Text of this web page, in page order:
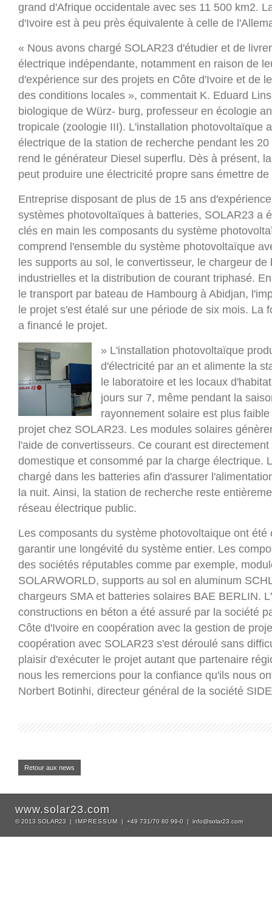
grand d'Afrique occidentale avec ses 11 500 km2.
d'Ivoire est à peu près équivalente à celle de
« Nous avons chargé SOLAR23 d'étudier et de
électrique indépendante, notamment en raison de
d'expérience sur des projets en Côte d'Ivoire et de
des conditions locales », commentait K. Eduard
biologique de Würz- burg, professeur en écologie
tropicale (zoologie III). L'installation photovoltaïque
électrique de la station de recherche pendant les
rend le générateur Diesel superflu. Dès à présent,
peut produire une électricité propre sans émettre
Entreprise disposant de plus de 15 ans
systèmes photovoltaïques à batteries, SOLAR23 a
clés en main les composants du système
comprend l'ensemble du système photovoltaïque
les supports au sol, le convertisseur, le chargeur
industrielles et la distribution de courant triphasé.
le transport par bateau de Hambourg à Abidjan,
le projet s'est étalé sur une période de six mois. La
a financé le projet.
» L'installation photovoltaïque
d'électricité par an et alimente la
le laboratoire et les locaux
jours sur 7, même pendant la
rayonnement solaire est plus
projet chez SOLAR23. Les modules solaires
l'aide de convertisseurs. Ce courant est
domestique et consommé par la charge électrique.
chargé dans les batteries afin d'assurer
la nuit. Ainsi, la station de recherche reste
réseau électrique public.
Les composants du système photovoltaique ont été
garantir une longévité du système entier. Les
des sociétés réputables comme par exemple,
SOLARWORLD, supports au sol en aluminum
chargeurs SMA et batteries solaires BAE BERLIN.
constructions en béton a été assuré par la société
Côte d'Ivoire en coopération avec la gestion de
coopération avec SOLAR23 s'est déroulé sans
plaisir d'exécuter le projet autant que partenaire
nous les remercions pour la confiance qu'ils nous
Norbert Botinhi, directeur général de la société
Retour aux news
www.solar23.com
© 2013 SOLAR23 | IMPRESSUM | +49 731/70 80 99-0 | info@solar23.com